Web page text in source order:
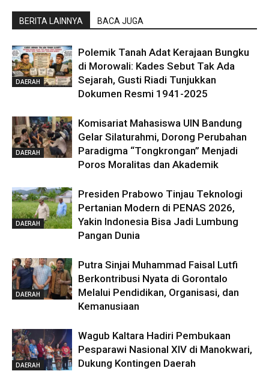
BERITA LAINNYA BACA JUGA
DAERAH
Polemik Tanah Adat Kerajaan Bungku
di Morowali: Kades Sebut Tak Ada
Sejarah, Gusti Riadi Tunjukkan
Dokumen Resmi 1941-2025
DAERAH
Komisariat Mahasiswa UIN Bandung
Gelar Silaturahmi, Dorong Perubahan
Paradigma “Tongkrongan” Menjadi
Poros Moralitas dan Akademik
DAERAH
Presiden Prabowo Tinjau Teknologi
Pertanian Modern di PENAS 2026,
Yakin Indonesia Bisa Jadi Lumbung
Pangan Dunia
DAERAH
Putra Sinjai Muhammad Faisal Lutfi
Berkontribusi Nyata di Gorontalo
Melalui Pendidikan, Organisasi, dan
Kemanusiaan
DAERAH
Wagub Kaltara Hadiri Pembukaan
Pesparawi Nasional XIV di Manokwari,
Dukung Kontingen Daerah